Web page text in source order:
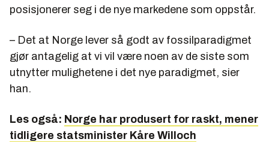
posisjonerer seg i de nye markedene som oppstår.
– Det at Norge lever så godt av fossilparadigmet
gjør antagelig at vi vil være noen av de siste som
utnytter mulighetene i det nye paradigmet, sier
han.
Les også: Norge har produsert for raskt, mener
tidligere statsminister Kåre Willoch